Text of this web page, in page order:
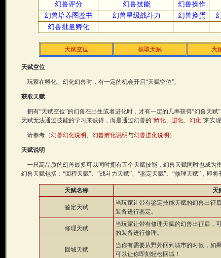
幻兽评分
幻兽技能
幻兽操作
幻兽培养图鉴书
幻兽星级战斗力 幻兽换蛋
幻兽批量孵化
天赋空位 获取天赋 天
天赋空位
玩家在孵化、幻化幻兽时，有一定的机会开启“天赋空位”。
获取天赋
拥有“天赋空位”的幻兽在出生或者进化时，才有一定的几率获得“幻兽天赋
天赋无法通过技能的学习来获得，而是通过幻兽的“孵化、 进化、 幻化”来实
请参考（幻兽幻化说明 、 幻兽孵化说明与幻兽进化说明 ）
天赋说明
一只高品质的幻兽最多可以同时拥有五个天赋技能，幻兽天赋同时也成为
幻兽天赋包括：“回程天赋”、“战斗力天赋”、“鉴定天赋”、“修理天赋”，即
天赋名称 天
鉴定天赋
当玩家让带有鉴定技能天赋的幻兽出征
装备进行鉴定。
修理天赋
当玩家让带有修理天赋的幻兽出征后，
的装备进行修理。
回城天赋
当你有需要从野外回到城市的时候，如
可以让你即刻轻松回城！